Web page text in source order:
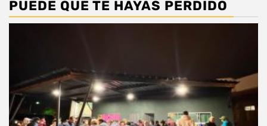
PUEDE QUE TE HAYAS PERDIDO